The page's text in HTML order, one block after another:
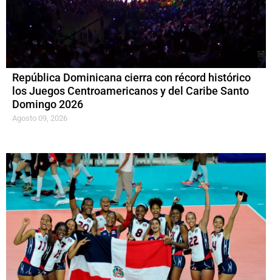
República Dominicana cierra con récord histórico
los Juegos Centroamericanos y del Caribe Santo
Domingo 2026
Agosto 09, 2026